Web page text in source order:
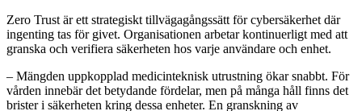
Zero Trust är ett strategiskt tillvägagångssätt för cybersäkerhet där
ingenting tas för givet. Organisationen arbetar kontinuerligt med att
granska och verifiera säkerheten hos varje användare och enhet.
– Mängden uppkopplad medicinteknisk utrustning ökar snabbt. För
vården innebär det betydande fördelar, men på många håll finns det
brister i säkerheten kring dessa enheter. En granskning av